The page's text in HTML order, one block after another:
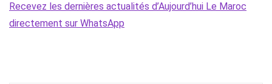
Recevez les dernières actualités d’Aujourd’hui Le Maroc
directement sur WhatsApp